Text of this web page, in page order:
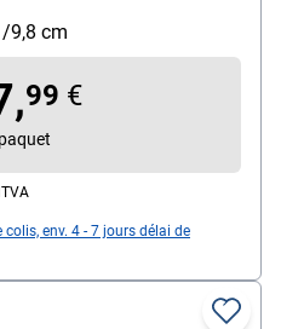
contenu de la
« Think Flip » lot starter
9,8 cm
99 €
env. 4 - 7 jours délai de